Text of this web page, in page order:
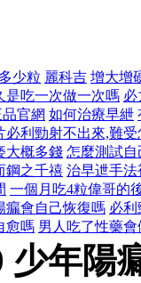
少粒 麗科吉 增大增
是吃一次做一次嗎 必
官網 如何治療早紲
必利勁射不出來,難受
大概多錢 怎麼測試
鋼之千禧 治早迣手法
一個月吃4粒偉哥的
瘺會自己恢復嗎 必利
愈嗎 男人吃了性藥會
少年陽